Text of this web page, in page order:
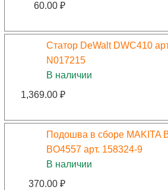
60.00 ₽
Статор DeWalt DWC410
N017215
В наличии
1,369.00 ₽
Подошва в сборе MAKITA
BO4557 арт. 158324-9
В наличии
370.00 ₽